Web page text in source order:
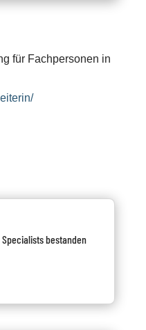
für Fachpersonen in
bestanden